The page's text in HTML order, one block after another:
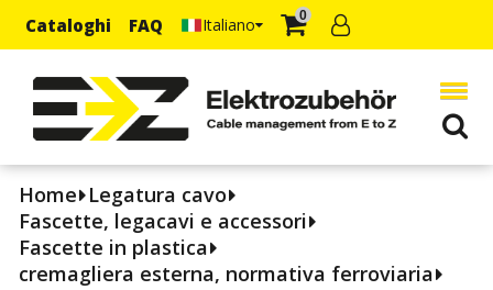
Cataloghi FAQ Italiano 0
Home Legatura cavo
Fascette, legacavi e accessori
Fascette in plastica
cremagliera esterna, normativa ferroviaria